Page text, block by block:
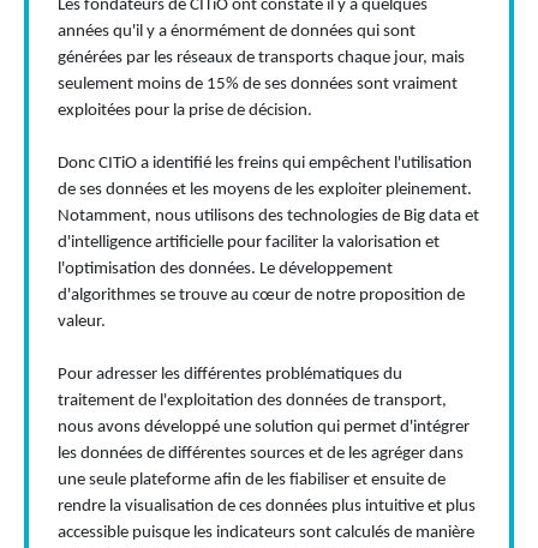
Les fondateurs de CITiO ont constaté il y a quelques
années qu'il y a énormément de données qui sont
générées par les réseaux de transports chaque jour, mais
seulement moins de 15% de ses données sont vraiment
exploitées pour la prise de décision.
Donc CITiO a identifié les freins qui empêchent l'utilisation
de ses données et les moyens de les exploiter pleinement.
Notamment, nous utilisons des technologies de Big data et
d'intelligence artificielle pour faciliter la valorisation et
l'optimisation des données. Le développement
d'algorithmes se trouve au cœur de notre proposition de
valeur.
Pour adresser les différentes problématiques du
traitement de l'exploitation des données de transport,
nous avons développé une solution qui permet d'intégrer
les données de différentes sources et de les agréger dans
une seule plateforme afin de les fiabiliser et ensuite de
rendre la visualisation de ces données plus intuitive et plus
accessible puisque les indicateurs sont calculés de manière